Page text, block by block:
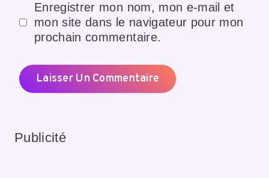
Enregistrer mon nom, mon e-mail et
mon site dans le navigateur pour mon
prochain commentaire.
Publicité